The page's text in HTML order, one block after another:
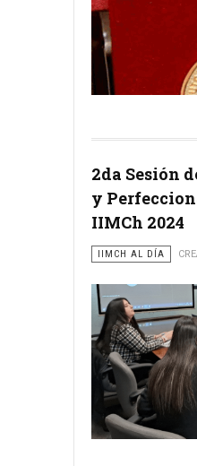
2da Sesión
y
IIMCh 2024
IIMCH AL DÍA